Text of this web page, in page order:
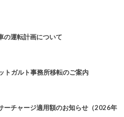
の運転計画について
トガルト事務所移転のご案内
ーチャージ適用額のお知らせ（2026年